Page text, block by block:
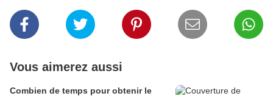
Vous aimerez aussi
Combien de temps pour obtenir le